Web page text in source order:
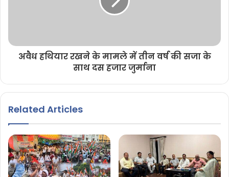
अवैध हथियार रखने के मामले में तीन वर्ष की सजा के
साथ दस हजार जुर्माना
Related Articles